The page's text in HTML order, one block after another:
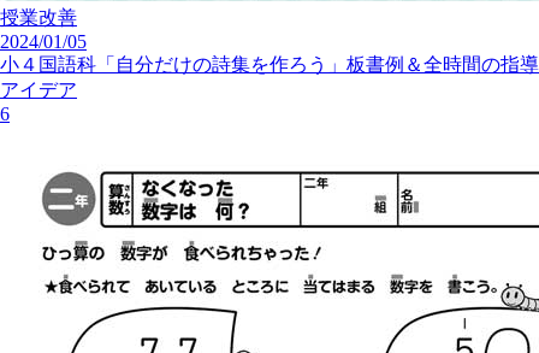
授業改善
2024/01/05
小４国語科「自分だけの詩集を作ろう」板書例＆全時間の指導
アイデア
6